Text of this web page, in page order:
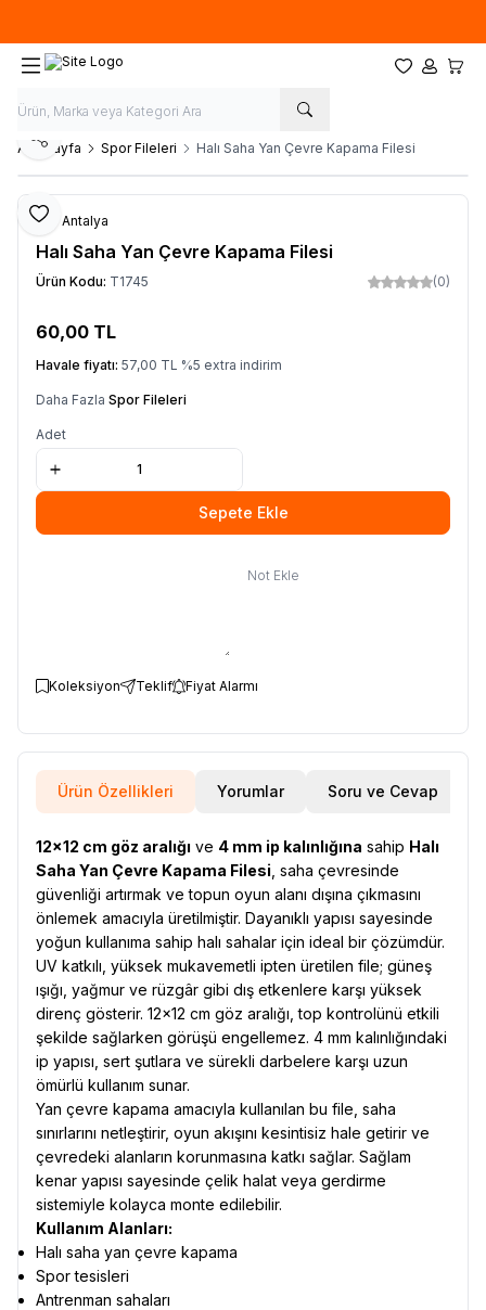
Favorilerim
Hesabım
Ana Sayfa Spor Fileleri Halı Saha Yan Çevre Kapama Filesi
Favoriye Ekle
Paylaş
File Antalya
Halı Saha Yan Çevre Kapama Filesi
Ürün Kodu: T1745 (0)
60,00 TL
Havale fiyatı: 57,00 TL %5 extra indirim
Daha Fazla Spor Fileleri
Adet
Sepete Ekle
Not Ekle
Koleksiyon Teklif Fiyat Alarmı
Ürün Özellikleri Yorumlar Soru ve Cevap
12×12 cm göz aralığı ve 4 mm ip kalınlığına sahip Halı
Saha Yan Çevre Kapama Filesi , saha çevresinde
güvenliği artırmak ve topun oyun alanı dışına çıkmasını
önlemek amacıyla üretilmiştir. Dayanıklı yapısı sayesinde
yoğun kullanıma sahip halı sahalar için ideal bir çözümdür.
UV katkılı, yüksek mukavemetli ipten üretilen file; güneş
ışığı, yağmur ve rüzgâr gibi dış etkenlere karşı yüksek
direnç gösterir. 12×12 cm göz aralığı, top kontrolünü etkili
şekilde sağlarken görüşü engellemez. 4 mm kalınlığındaki
ip yapısı, sert şutlara ve sürekli darbelere karşı uzun
ömürlü kullanım sunar.
Yan çevre kapama amacıyla kullanılan bu file, saha
sınırlarını netleştirir, oyun akışını kesintisiz hale getirir ve
çevredeki alanların korunmasına katkı sağlar. Sağlam
kenar yapısı sayesinde çelik halat veya gerdirme
sistemiyle kolayca monte edilebilir.
Kullanım Alanları:
Halı saha yan çevre kapama
Spor tesisleri
Antrenman sahaları